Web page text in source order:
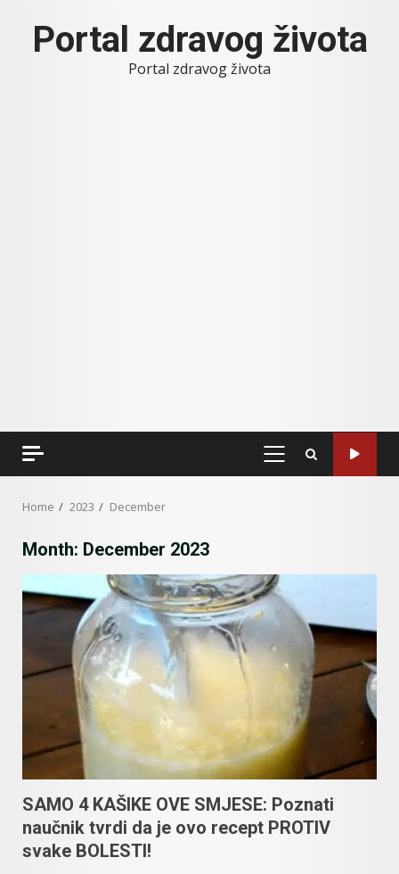
contentPortal zdravog života
Portal zdravog života
PRIMARY
Home 2023 December
Month: December 2023
SAMO 4 KAŠIKE OVE SMJESE: Poznati
naučnik tvrdi da je ovo recept PROTIV
svake BOLESTI!